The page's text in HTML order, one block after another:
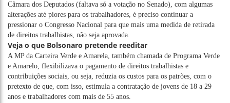
Câmara dos Deputados (faltava só a votação no Senado), com algumas
alterações até piores para os trabalhadores, é preciso continuar a
pressionar o Congresso Nacional para que mais uma medida de retirada
de direitos trabalhistas, não seja aprovada.
Veja o que Bolsonaro pretende reeditar
A MP da Carteira Verde e Amarela, também chamada de Programa Verde
e Amarelo, flexibilizava o pagamento de direitos trabalhistas e
contribuições sociais, ou seja, reduzia os custos para os patrões, com o
pretexto de que, com isso, estimula a contratação de jovens de 18 a 29
anos e trabalhadores com mais de 55 anos.